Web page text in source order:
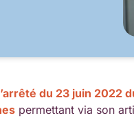
du 23 juin 2022
permettant via son